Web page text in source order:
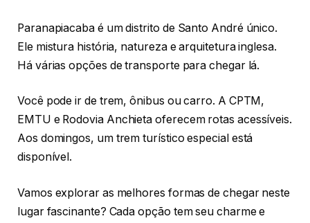
Paranapiacaba é um distrito de Santo André único.
Ele mistura história, natureza e arquitetura inglesa.
Há várias opções de transporte para chegar lá.
Você pode ir de trem, ônibus ou carro. A CPTM,
EMTU e Rodovia Anchieta oferecem rotas acessíveis.
Aos domingos, um trem turístico especial está
disponível.
Vamos explorar as melhores formas de chegar neste
lugar fascinante? Cada opção tem seu charme e